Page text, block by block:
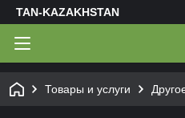
TAN-KAZAKHSTAN
Товары и услуги